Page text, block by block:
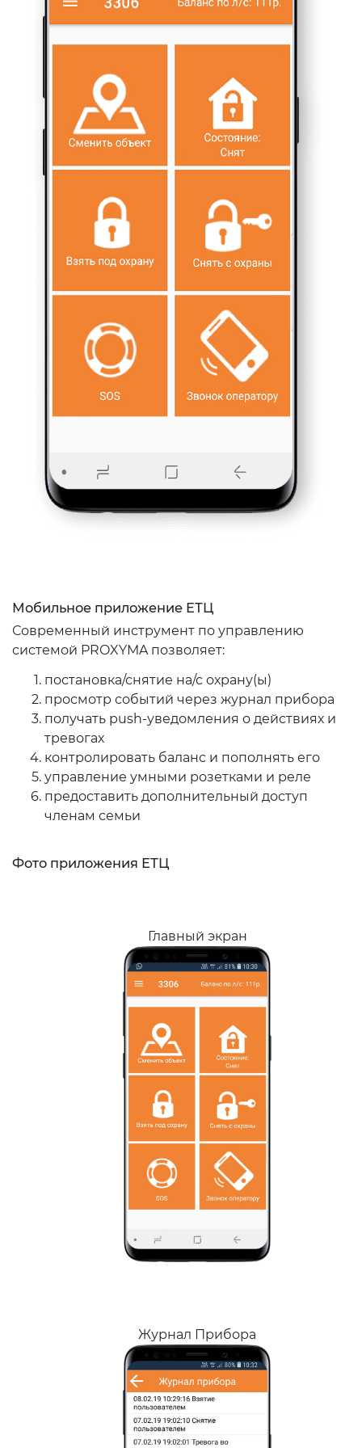
Мобильное приложение ЕТЦ
Современный инструмент по управлению
системой PROXYMA позволяет:
постановка/снятие на/с охрану(ы)
просмотр событий через журнал прибора
получать push-уведомления о действиях и
тревогах
контролировать баланс и пополнять его
управление умными розетками и реле
предоставить дополнительный доступ
членам семьи
Фото приложения ЕТЦ
Главный экран
Журнал Прибора